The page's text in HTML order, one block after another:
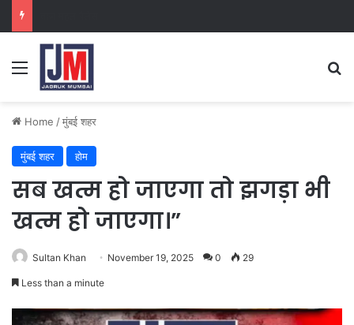
Home /मुंबई शहर
मुंबई शहर होम
सब खत्म हो जाएगा तो झगड़ा भी
खत्म हो जाएगा।”
Sultan Khan November 19, 2025 0 29
Less than a minute